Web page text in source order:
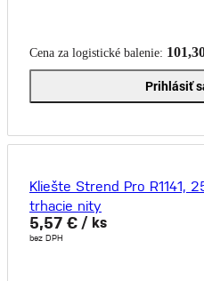
Cena za logistické balenie:
Prihlásiť
Kliešte Strend Pro R1141,
trhacie nity
5,57 € / ks
bez DPH